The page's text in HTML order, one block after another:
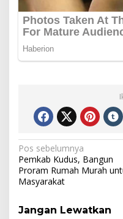
Navigasi
pos
Pos sebelumnya
Pemkab Kudus, Bangun
Proram Rumah Murah
Masyarakat
Jangan Lewatkan